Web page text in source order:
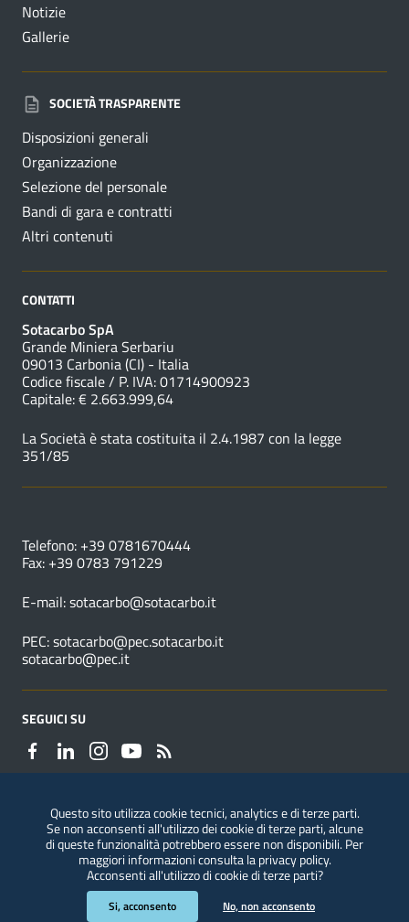
Notizie
Gallerie
SOCIETÀ TRASPARENTE
Disposizioni generali
Organizzazione
Selezione del personale
Bandi di gara e contratti
Altri contenuti
CONTATTI
Sotacarbo SpA
Grande Miniera Serbariu
09013 Carbonia (CI) - Italia
Codice fiscale / P. IVA: 01714900923
Capitale: € 2.663.999,64
La Società è stata costituita il 2.4.1987 con la legge
351/85
Telefono: +39 0781670444
Fax: +39 0783 791229
E-mail:sotacarbo@sotacarbo.it
PEC:sotacarbo@pec.sotacarbo.it
sotacarbo@pec.it
SEGUICI SU
Segnalazioni di illeciti
Sezione Link Utili
Note legali | Accessibilità
Questo sito utilizza cookie tecnici, analytics e di terze parti.
Se non acconsenti all'utilizzo dei cookie di terze parti, alcune
di queste funzionalità potrebbero essere non disponibili. Per
maggiori informazioni consulta laprivacy policy.
Acconsenti all'utilizzo di cookie di terze parti?
Si, acconsento No, non acconsento